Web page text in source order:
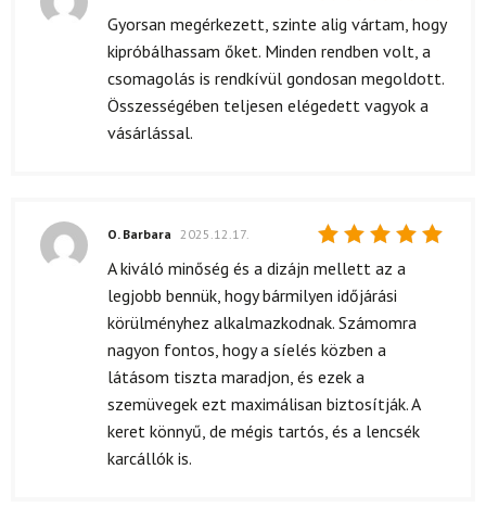
Értékelés:
/ 5
Gyorsan megérkezett, szinte alig vártam, hogy
kipróbálhassam őket. Minden rendben volt, a
csomagolás is rendkívül gondosan megoldott.
Összességében teljesen elégedett vagyok a
vásárlással.
Értékelés:
O. Barbara 2025.12.17.
A kiváló minőség és a dizájn mellett az a
legjobb bennük, hogy bármilyen időjárási
körülményhez alkalmazkodnak. Számomra
nagyon fontos, hogy a síelés közben a
látásom tiszta maradjon, és ezek a
szemüvegek ezt maximálisan biztosítják. A
keret könnyű, de mégis tartós, és a lencsék
karcállók is.